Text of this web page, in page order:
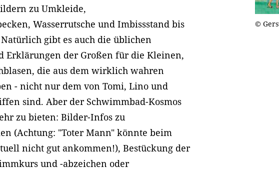
zu Umkleide,
Wasserrutsche und Imbissstand bis
gibt es auch die üblichen
Erklärungen der Großen für die Kleinen,
die aus dem wirklich wahren
- nicht nur dem von Tomi, Lino und
sind. Aber der Schwimmbad-Kosmos
zu bieten: Bilder-Infos zu
(Achtung: "Toter Mann" könnte beim
nicht gut ankommen!), Bestückung der
und -abzeichen oder
©